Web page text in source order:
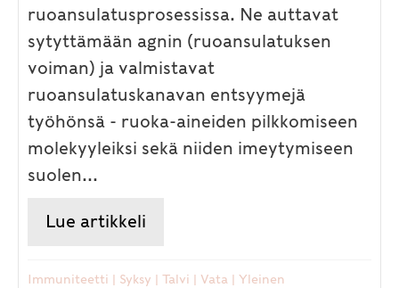
ruoansulatusprosessissa. Ne auttavat
sytyttämään agnin (ruoansulatuksen
voiman) ja valmistavat
ruoansulatuskanavan entsyymejä
työhönsä - ruoka-aineiden pilkkomiseen
molekyyleiksi sekä niiden imeytymiseen
suolen...
Lue artikkeli
Immuniteetti | Syksy | Talvi | Vata | Yleinen